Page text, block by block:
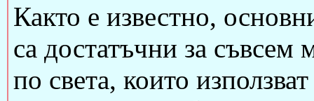
Както е известно,
са достатъчни за
по света, които